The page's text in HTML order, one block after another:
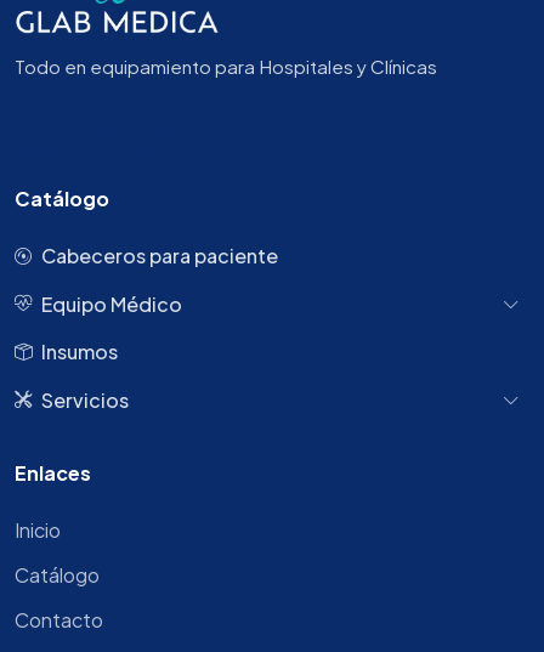
Todo en equipamiento para Hospitales y Clínicas
Catálogo
Cabeceros para paciente
Equipo Médico
Insumos
Servicios
Enlaces
Inicio
Catálogo
Contacto